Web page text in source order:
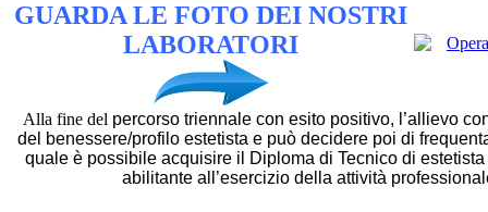
GUARDA LE FOTO DEI NOSTRI
LABORATORI
Alla fine del percorso triennalecon esito positivo, l’allievo
del benessere/profilo estetista e può decidere poi di
quale è possibile acquisire il
Diploma di Tecnico di estetista
abilitante all’esercizio della attività